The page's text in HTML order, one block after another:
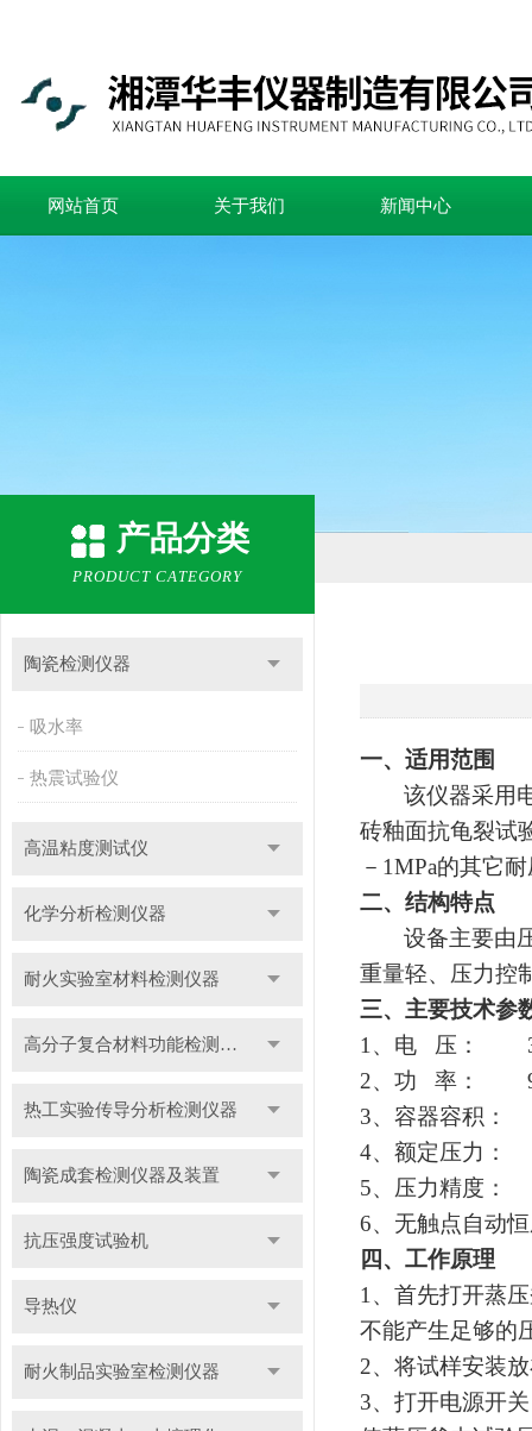
网站首页 关于我们 新闻中心
产品分类
PRODUCT CATEGORY
陶瓷检测仪器
吸水率
热震试验仪
高温粘度测试仪
化学分析检测仪器
耐火实验室材料检测仪器
高分子复合材料功能检测仪器
热工实验传导分析检测仪器
陶瓷成套检测仪器及装置
抗压强度试验机
导热仪
耐火制品实验室检测仪器
一、适用范围
该仪器采用
砖釉面抗龟裂试
－ 1MPa的其它
二、结构特点
设备主要由
重量轻、压力控
三、主要技术参
1 、电 压：
2、功 率：
3、容器容积：
4、额定压力：
5、压力精度：
6、无触点自动
四、工作原理
1 、首先打开蒸
不能产生足够的
2、将试样安装
3、打开电源开